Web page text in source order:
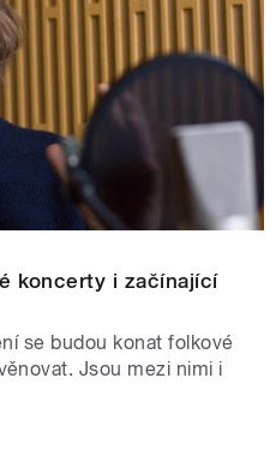
koncerty i začínající
se budou konat folkové
Jsou mezi nimi i